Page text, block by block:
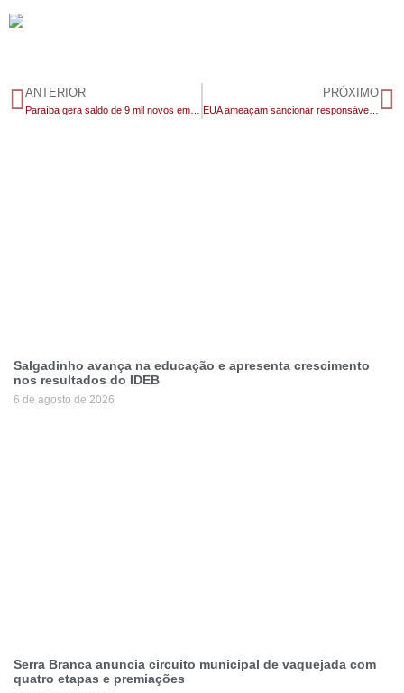
ANTERIOR PRÓXIMO
Salgadinho avança na educação e apresenta crescimento
nos resultados do IDEB
6 de agosto de 2026
Serra Branca anuncia circuito municipal de vaquejada com
quatro etapas e premiações